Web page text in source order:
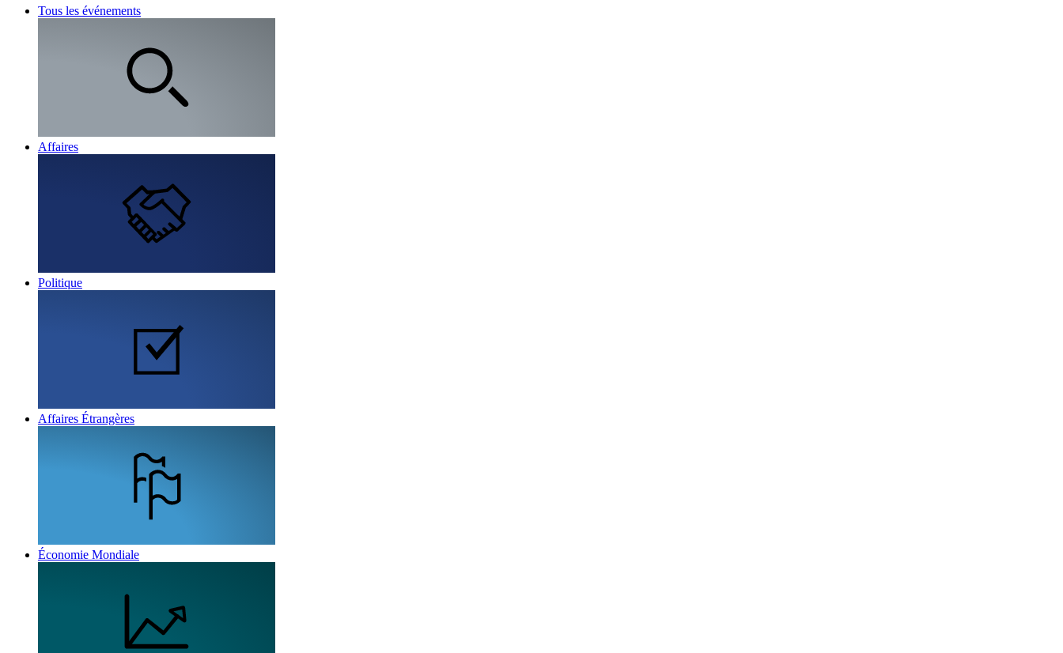
Tous les événements
Affaires
Politique
Affaires Étrangères
Économie Mondiale